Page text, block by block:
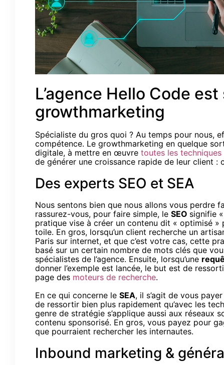
L’agence Hello Code
growthmarketing
Spécialiste du gros quoi ? Au temps pour nous,
compétence. Le growthmarketing en quelque
digitale, à mettre en œuvre toutes les techniques
de générer une croissance rapide de leur client :
Des experts SEO et SEA
Nous sentons bien que nous allons vous perdre
rassurez-vous, pour faire simple, le SEO signifie «
pratique vise à créer un contenu dit « optimisé »
toile. En gros, lorsqu’un client recherche un
Paris sur internet, et que c’est votre cas, cette
basé sur un certain nombre de mots clés que
spécialistes de l’agence. Ensuite, lorsqu’une
donner l’exemple est lancée, le but est de
page des moteurs de recherche.
En ce qui concerne le SEA, il s’agit de vous
de ressortir bien plus rapidement qu’avec les
genre de stratégie s’applique aussi aux réseaux
contenu sponsorisé. En gros, vous payez pour
que pourraient rechercher les internautes.
Inbound marketing &